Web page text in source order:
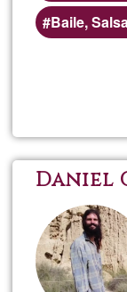
Baile,
Daniel